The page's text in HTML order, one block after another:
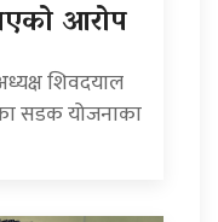
आरोप
शिवदयाल
सडक योजनाका